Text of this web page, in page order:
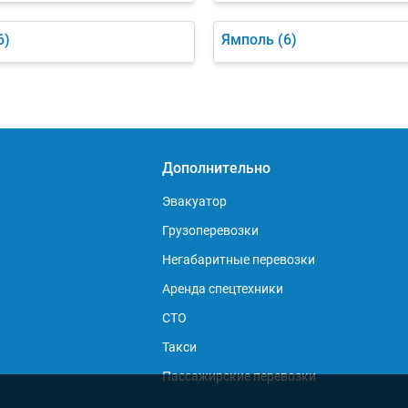
Ямполь (6)
Дополнительно
Эвакуатор
Грузоперевозки
Негабаритные перевозки
Аренда спецтехники
СТО
Такси
Пассажирские перевозки